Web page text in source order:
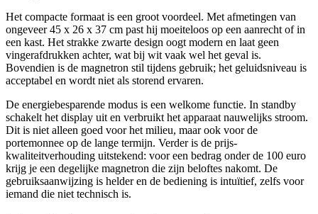
Het compacte formaat is een groot voordeel. Met afmetingen van
ongeveer 45 x 26 x 37 cm past hij moeiteloos op een aanrecht of in
een kast. Het strakke zwarte design oogt modern en laat geen
vingerafdrukken achter, wat bij wit vaak wel het geval is.
Bovendien is de magnetron stil tijdens gebruik; het geluidsniveau is
acceptabel en wordt niet als storend ervaren.
De energiebesparende modus is een welkome functie. In standby
schakelt het display uit en verbruikt het apparaat nauwelijks stroom.
Dit is niet alleen goed voor het milieu, maar ook voor de
portemonnee op de lange termijn. Verder is de prijs-
kwaliteitverhouding uitstekend: voor een bedrag onder de 100 euro
krijg je een degelijke magnetron die zijn beloftes nakomt. De
gebruiksaanwijzing is helder en de bediening is intuïtief, zelfs voor
iemand die niet technisch is.